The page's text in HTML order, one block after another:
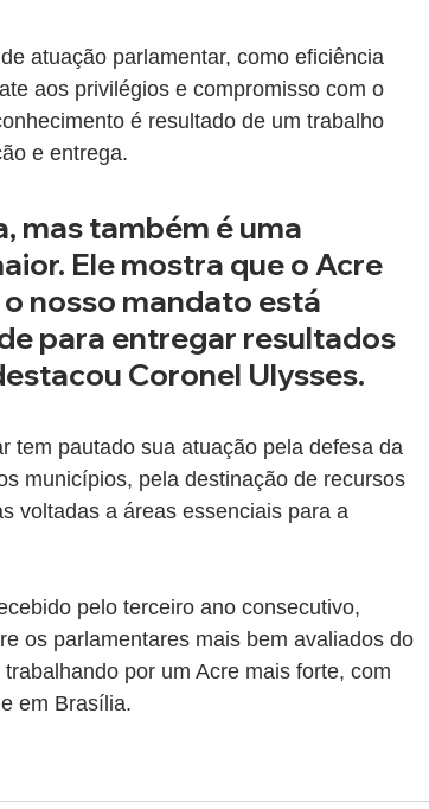
atuação parlamentar, como eficiência
aos privilégios e compromisso com o
é resultado de um trabalho
e entrega.
mas também é uma
Ele mostra que o Acre
nosso mandato está
para entregar resultados
Coronel Ulysses.
tem pautado sua atuação pela defesa da
municípios, pela destinação de recursos
voltadas a áreas essenciais para a
pelo terceiro ano consecutivo,
os parlamentares mais bem avaliados do
por um Acre mais forte, com
em Brasília.